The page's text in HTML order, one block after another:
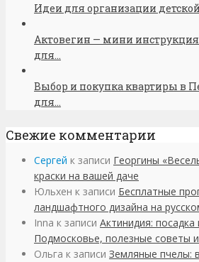
Идеи для организации
Актовегин — мини
для...
Выбор и покупка квартиры в
для...
Свежие комментарии
Сергей к записи Георгины
краски на вашей даче
Юльхен к записи Бесплатные
ландшафтного дизайна на
Inna к записи Актинидия: посадка
Подмосковье, полезные советы
Ольга к записи Земляные пчелы: